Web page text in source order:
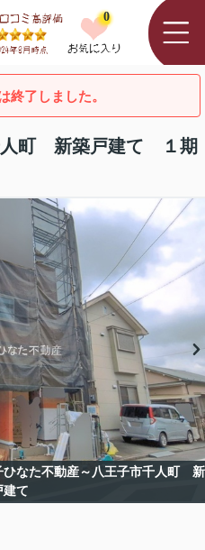
0
終了しました。
町 新築戸建て １期
ひなた不動産～八王子市千人町 新
建て